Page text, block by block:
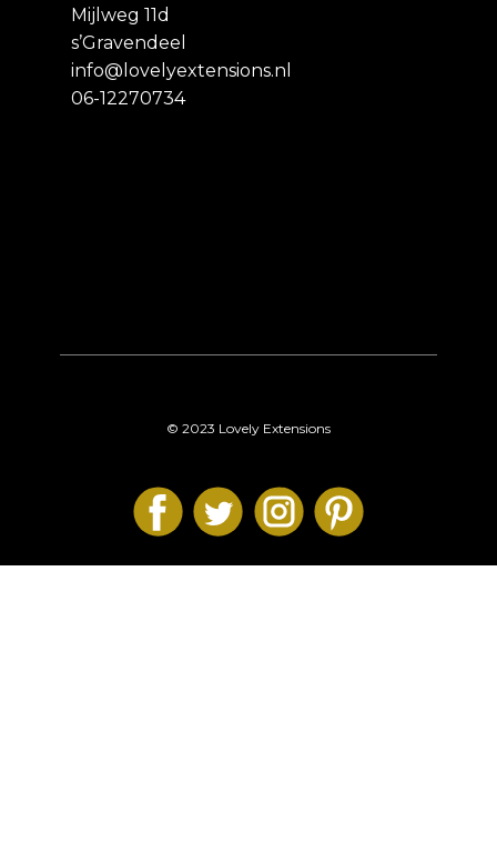
Mijlweg 11d
s’Gravendeel
info@lovelyextensions.nl
06-12270734
© 2023 Lovely Extensions